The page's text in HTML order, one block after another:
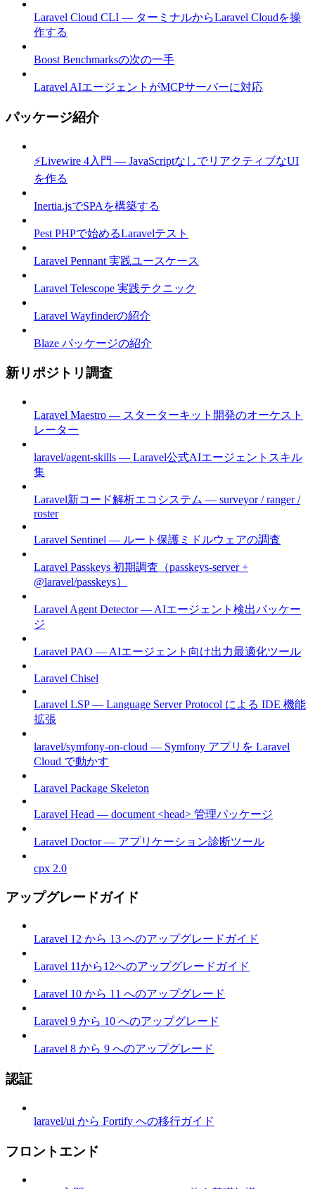
Laravel Cloud CLI — ターミナルからLaravel Cloudを操
作する
Boost Benchmarksの次の一手
Laravel AIエージェントがMCPサーバーに対応
パッケージ紹介
⚡Livewire 4入門 — JavaScriptなしでリアクティブなUI
を作る
Inertia.jsでSPAを構築する
Pest PHPで始めるLaravelテスト
Laravel Pennant 実践ユースケース
Laravel Telescope 実践テクニック
Laravel Wayfinderの紹介
Blaze パッケージの紹介
新リポジトリ調査
Laravel Maestro — スターターキット開発のオーケスト
レーター
laravel/agent-skills — Laravel公式AIエージェントスキル
集
Laravel新コード解析エコシステム — surveyor / ranger /
roster
Laravel Sentinel — ルート保護ミドルウェアの調査
Laravel Passkeys 初期調査（passkeys-server +
@laravel/passkeys）
Laravel Agent Detector — AIエージェント検出パッケー
ジ
Laravel PAO — AIエージェント向け出力最適化ツール
Laravel Chisel
Laravel LSP — Language Server Protocol による IDE 機能
拡張
laravel/symfony-on-cloud — Symfony アプリを Laravel
Cloud で動かす
Laravel Package Skeleton
Laravel Head — document <head> 管理パッケージ
Laravel Doctor — アプリケーション診断ツール
cpx 2.0
アップグレードガイド
Laravel 12 から 13 へのアップグレードガイド
Laravel 11から12へのアップグレードガイド
Laravel 10 から 11 へのアップグレード
Laravel 9 から 10 へのアップグレード
Laravel 8 から 9 へのアップグレード
認証
laravel/ui から Fortify への移行ガイド
フロントエンド